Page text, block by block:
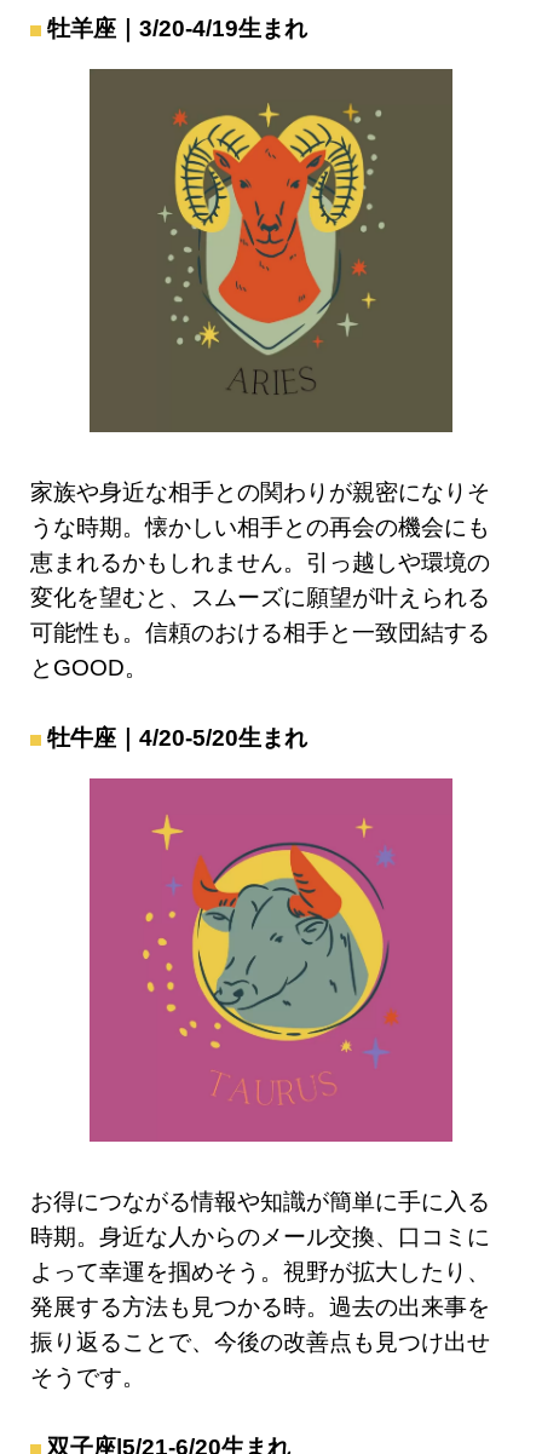
牡羊座｜3/20-4/19生まれ
家族や身近な相手との関わりが親密になりそ
うな時期。懐かしい相手との再会の機会にも
恵まれるかもしれません。引っ越しや環境の
変化を望むと、スムーズに願望が叶えられる
可能性も。信頼のおける相手と一致団結する
とGOOD。
牡牛座｜4/20-5/20生まれ
お得につながる情報や知識が簡単に手に入る
時期。身近な人からのメール交換、口コミに
よって幸運を掴めそう。視野が拡大したり、
発展する方法も見つかる時。過去の出来事を
振り返ることで、今後の改善点も見つけ出せ
そうです。
双子座|5/21-6/20生まれ